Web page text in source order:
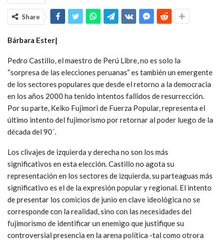
Share
Bárbara Ester|
Pedro Castillo, el maestro de Perú Libre, no es solo la
“sorpresa de las elecciones peruanas” es también un emergente
de los sectores populares que desde el retorno a la democracia
en los años 2000 ha tenido intentos fallidos de resurrección.
Por su parte, Keiko Fujimori de Fuerza Popular, representa el
último intento del fujimorismo por retornar al poder luego de la
década del 90´.
Los clivajes de izquierda y derecha no son los más
significativos en esta elección. Castillo no agota su
representación en los sectores de izquierda, su parteaguas más
significativo es el de la expresión popular y regional. El intento
de presentar los comicios de junio en clave ideológica no se
corresponde con la realidad, sino con las necesidades del
fujimorismo de identificar un enemigo que justifique su
controversial presencia en la arena política -tal como otrora